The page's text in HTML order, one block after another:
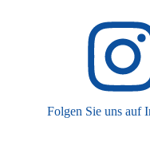
Folgen Sie uns auf